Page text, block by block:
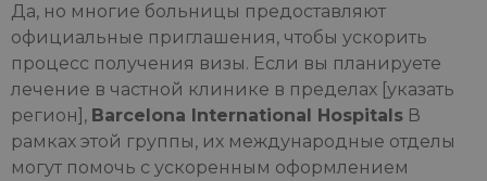
Да, но многие больницы предоставляют
официальные приглашения, чтобы ускорить
процесс получения визы. Если вы планируете
лечение в частной клинике в пределах [указать
регион], Barcelona International Hospitals В
рамках этой группы, их международные отделы
могут помочь с ускоренным оформлением